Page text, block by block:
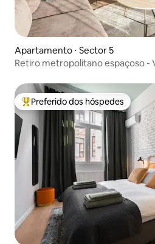
Apartamento ⋅ Sector 5
Retiro metropolitano espaçoso -
Entre os melhores preferidos dos
Preferido dos hóspedes